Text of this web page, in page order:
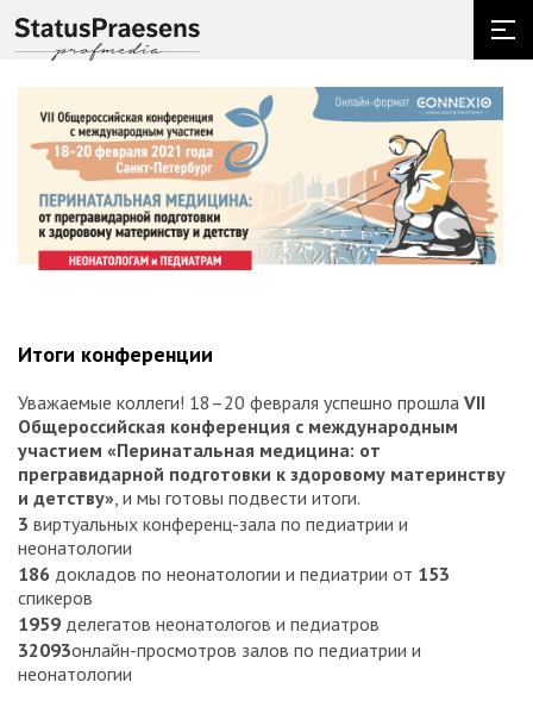
Итоги конференции
Уважаемые коллеги! 18–20 февраля успешно прошла VII
Общероссийская конференция с международным
участием «Перинатальная медицина: от
прегравидарной подготовки к здоровому материнству
и детству» , и мы готовы подвести итоги.
3 виртуальных конференц-зала по педиатрии и
неонатологии
186 докладов по неонатологии и педиатрии от 153
спикеров
1959 делегатов неонатологов и педиатров
32093онлайн-просмотров залов по педиатрии и
неонатологии